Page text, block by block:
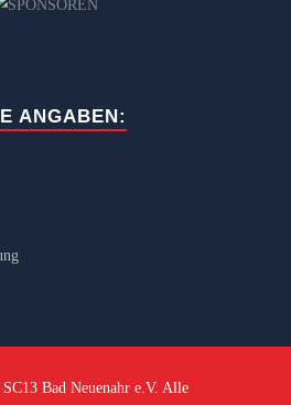
ANGABEN:
Bad Neuenahr e.V. Alle